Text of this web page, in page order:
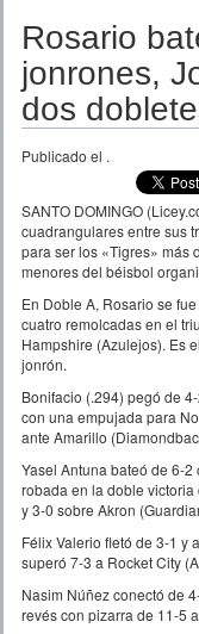
TEMPORADAS
Rosario
jonrones,
dos
Publicado el .
SANTO DOMINGO
cuadrangulares entre sus
para ser los «Tigres» más
menores del béisbol
En Doble A, Rosario se
cuatro remolcadas en el
Hampshire (Azulejos). Es
jonrón.
Bonifacio (.294) pegó de
con una empujada para
ante Amarillo
Yasel Antuna bateó de 6-
robada en la doble
y 3-0 sobre Akron
Félix Valerio fletó de 3-1 y
superó 7-3 a Rocket City
Nasim Núñez conectó de
revés con pizarra de 11-5